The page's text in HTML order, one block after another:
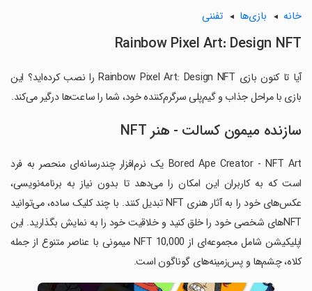
خانه بازی‌ها تفننی
Rainbow Pixel Art: Design NFT
آیا تا کنون بازی Rainbow Pixel Art: Design NFT را نصب کرده‌اید؟ این
بازی با مراحل جذاب و گیم‌پلی سرگرم‌کننده خود، شما را ساعت‌ها درگیر می‌کند.
سازنده میمون کسالت - هنر NFT
Bored Ape Creator - NFT Art یک نرم‌افزار چندرسانه‌ای منحصر به فرد
است که به کاربران این امکان را می‌دهد تا بدون نیاز به برنامه‌نویسی،
عکس‌های خود را به آثار هنری NFT تبدیل کنند. با چند کلیک ساده، می‌توانید
NFT‌های شخصی خود را خلق کنید و خلاقیت خود را به نمایش بگذارید. این
اپلیکیشن شامل مجموعه‌ای از 10,000 NFT میمونی با عناصر متنوع از جمله
کلاه، چشم‌ها و پس‌زمینه‌های گوناگون است.